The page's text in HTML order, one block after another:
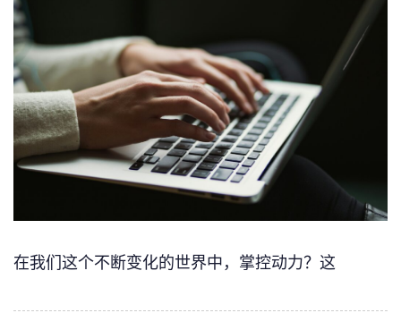
在我们这个不断变化的世界中，掌控动力？这